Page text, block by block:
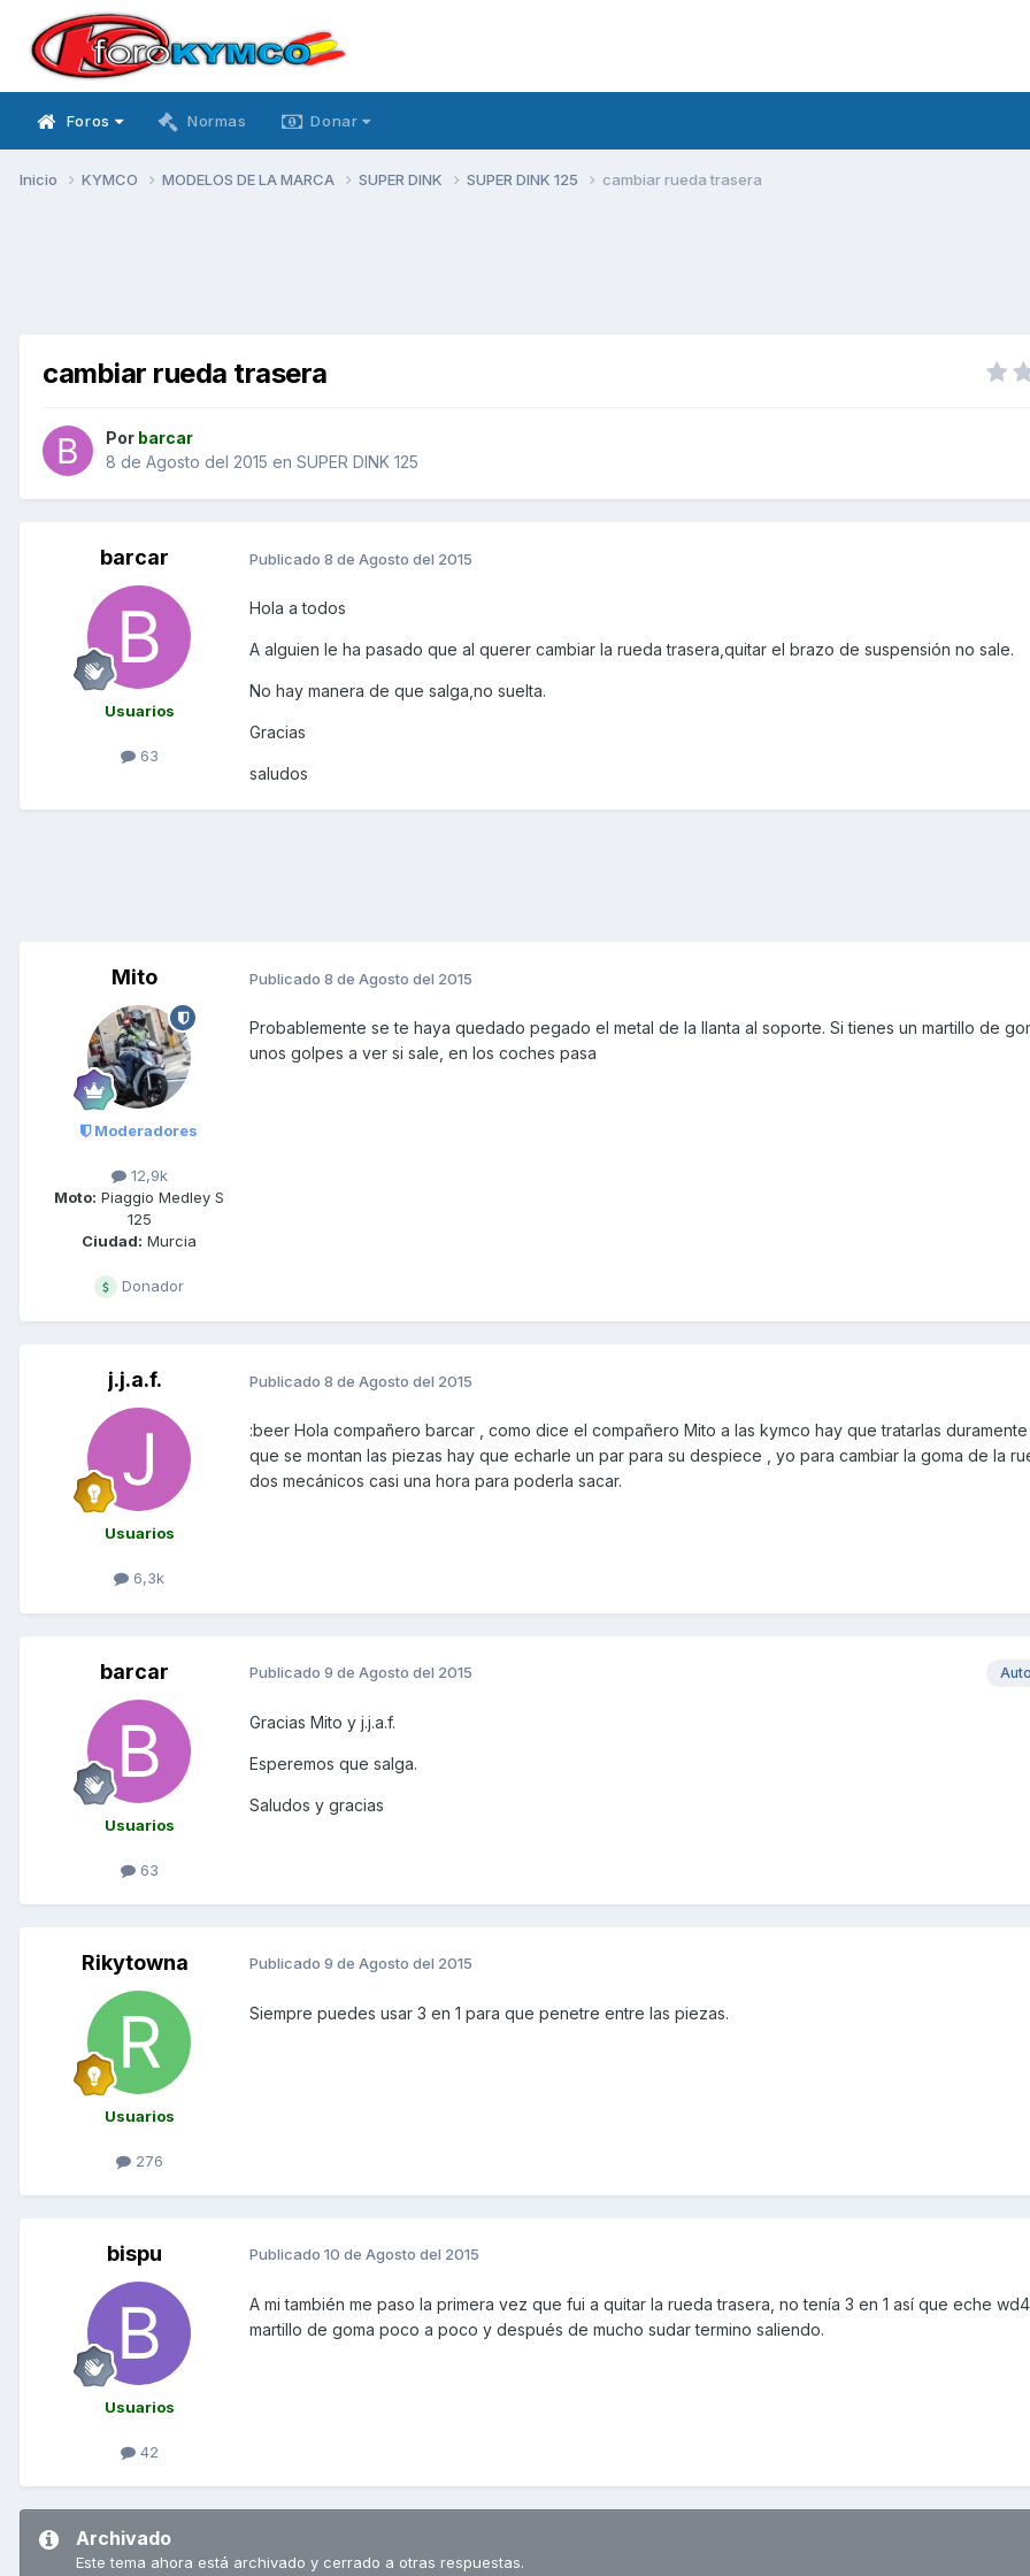
Foros Normas Donar
Inicio KYMCO MODELOS DE LA MARCA SUPER DINK SUPER DINK 125 cambiar rueda trasera
cambiar rueda trasera
Por barcar
8 de Agosto del 2015 en SUPER DINK 125
barcar
Usuarios
63
Publicado 8 de Agosto del 2015
Hola a todos
A alguien le ha pasado que al querer cambiar la rueda trasera,quitar el brazo de suspensión no sale.
No hay manera de que salga,no suelta.
Gracias
saludos
Mito
Moderadores
12,9k
Moto: Piaggio Medley S
125
Ciudad: Murcia
Donador
Publicado 8 de Agosto del 2015
Probablemente se te haya quedado pegado el metal de la llanta al soporte. Si tienes un martillo de
unos golpes a ver si sale, en los coches pasa
j.j.a.f.
Usuarios
6,3k
Publicado 8 de Agosto del 2015
:beer Hola compañero barcar , como dice el compañero Mito a las kymco hay que tratarlas
que se montan las piezas hay que echarle un par para su despiece , yo para cambiar la goma de la
dos mecánicos casi una hora para poderla sacar.
barcar
Usuarios
63
Publicado 9 de Agosto del 2015
Gracias Mito y j.j.a.f.
Esperemos que salga.
Saludos y gracias
Rikytowna
Usuarios
276
Publicado 9 de Agosto del 2015
Siempre puedes usar 3 en 1 para que penetre entre las piezas.
bispu
Usuarios
42
Publicado 10 de Agosto del 2015
A mi también me paso la primera vez que fui a quitar la rueda trasera, no tenía 3 en 1 así que eche
martillo de goma poco a poco y después de mucho sudar termino saliendo.
Archivado
Este tema ahora está archivado y cerrado a otras respuestas.